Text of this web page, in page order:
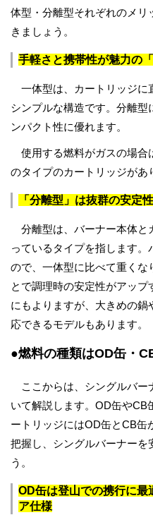
体型・分離型それぞれのメリ
きましょう。
手軽さと携帯性が魅力の「
一体型は、カートリッジに
シンプルな構造です。分離型
ンパクト性に優れます。
使用する燃料がガスの場合
のタイプのカートリッジがあ
「分離型」は抜群の安定
分離型は、バーナー本体と
っているタイプを指します
ので、一体型に比べて重くな
とで調理時の安定性がアップ
にもよりますが、大きめの
応できるモデルもあります。
●燃料の種類はOD缶・
ここからは、シングルバー
いて解説します。OD缶やCB
ートリッジにはOD缶とCB缶
把握し、シングルバーナーを
う。
OD缶は登山での携行に
ア仕様